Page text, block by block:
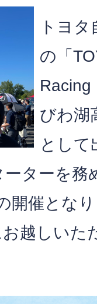
トヨ
の「
びわ湖
として
ターを務
開催とな
越しいた